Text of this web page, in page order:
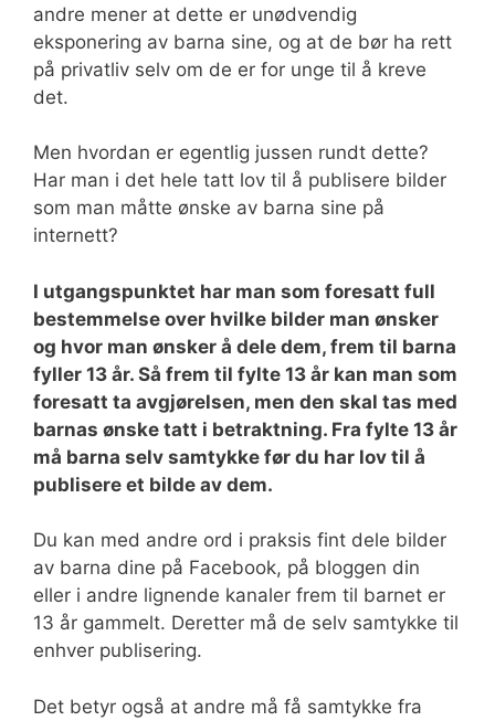
andre mener at dette er unødvendig
eksponering av barna sine, og at de bør ha rett
på privatliv selv om de er for unge til å kreve
det.
Men hvordan er egentlig jussen rundt dette?
Har man i det hele tatt lov til å publisere bilder
som man måtte ønske av barna sine på
internett?
I utgangspunktet har man som foresatt full
bestemmelse over hvilke bilder man ønsker
og hvor man ønsker å dele dem, frem til barna
fyller 13 år. Så frem til fylte 13 år kan man som
foresatt ta avgjørelsen, men den skal tas med
barnas ønske tatt i betraktning. Fra fylte 13 år
må barna selv samtykke før du har lov til å
publisere et bilde av dem.
Du kan med andre ord i praksis fint dele bilder
av barna dine på Facebook, på bloggen din
eller i andre lignende kanaler frem til barnet er
13 år gammelt. Deretter må de selv samtykke til
enhver publisering.
Det betyr også at andre må få samtykke fra